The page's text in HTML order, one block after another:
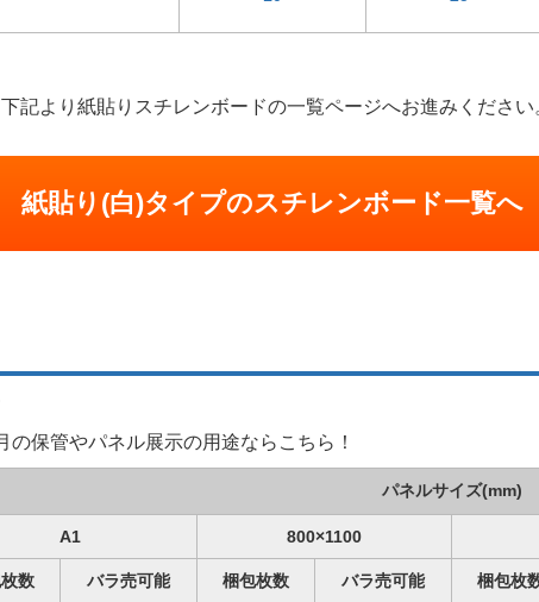
記より紙貼りスチレンボードの一覧ページへお進みください
紙貼り(白)タイプのスチレンボード一覧へ
の保管やパネル展示の用途ならこちら！
パネルサイズ(mm)
A1 800×1100
数 バラ売可能 梱包枚数 バラ売可能 梱包枚